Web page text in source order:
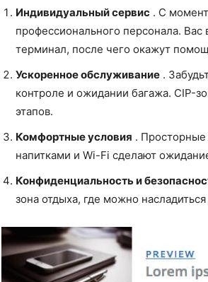
Индивидуальный сервис . С
профессионального персонала. Вас
терминал, после чего окажут
Ускоренное обслуживание .
контроле и ожидании багажа. CIP-
этапов.
Комфортные условия .
напитками и Wi-Fi сделают
Конфиденциальность и
зона отдыха, где можно